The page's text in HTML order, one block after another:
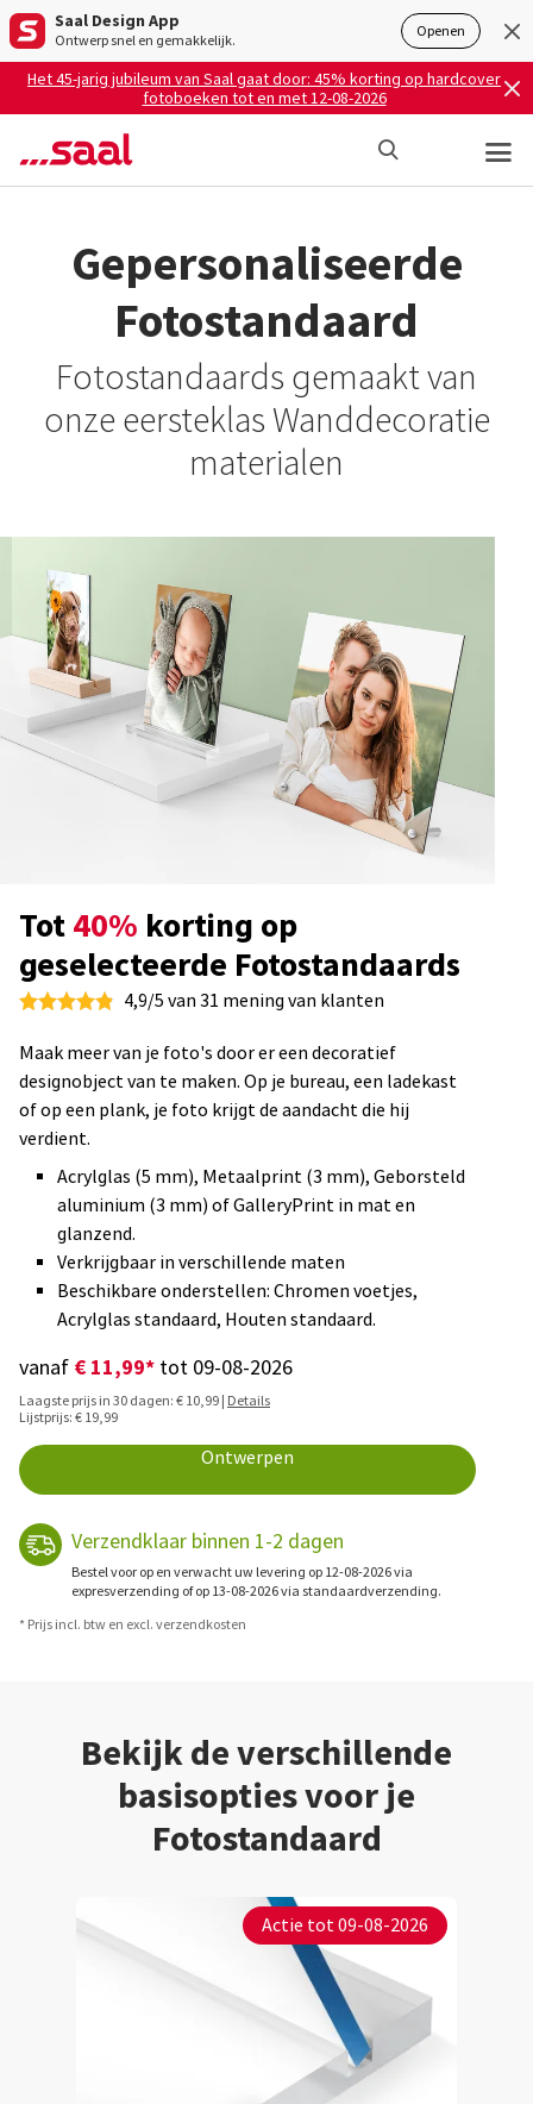
Saal Design App
Ontwerp snel en gemakkelijk. Openen
Het 45-jarig jubileum van Saal gaat door: 45% korting op hardcover
fotoboeken tot en met 12-08-2026
Gepersonaliseerde
Fotostandaard
Fotostandaards gemaakt van
onze eersteklas Wanddecoratie
materialen
Tot40% korting op
geselecteerde Fotostandaards
4,9/5 van 31 mening van klanten
Maak meer van je foto's door er een decoratief
designobject van te maken. Op je bureau, een ladekast
of op een plank, je foto krijgt de aandacht die hij
verdient.
Acrylglas (5 mm), Metaalprint (3 mm), Geborsteld
aluminium (3 mm) of GalleryPrint in mat en
glanzend.
Verkrijgbaar in verschillende maten
Beschikbare onderstellen: Chromen voetjes,
Acrylglas standaard, Houten standaard.
vanaf € 11,99* tot 09-08-2026
Laagste prijs in 30 dagen: € 10,99 | Details
Lijstprijs: € 19,99
Ontwerpen
Verzendklaar binnen 1-2 dagen
Bestel voor op en verwacht uw levering op 12-08-2026 via
expresverzending of op 13-08-2026 via standaardverzending.
* Prijs incl. btw en excl. verzendkosten
Bekijk de verschillende
basisopties voor je
Fotostandaard
Actie tot 09-08-2026